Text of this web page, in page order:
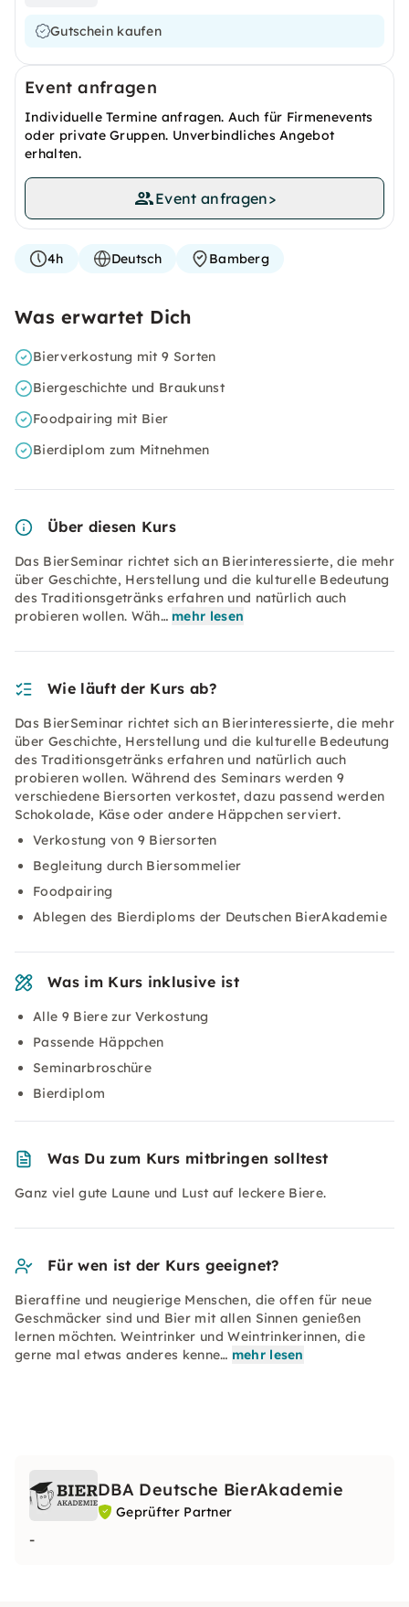
Gutschein kaufen
Event anfragen
Individuelle Termine anfragen. Auch für Firmenevents
oder private Gruppen. Unverbindliches Angebot
erhalten.
Event anfragen>
4h Deutsch Bamberg
Was erwartet Dich
Bierverkostung mit 9 Sorten
Biergeschichte und Braukunst
Foodpairing mit Bier
Bierdiplom zum Mitnehmen
Über diesen Kurs
Das BierSeminar richtet sich an Bierinteressierte, die mehr
über Geschichte, Herstellung und die kulturelle Bedeutung
des Traditionsgetränks erfahren und natürlich auch
probieren wollen. Wäh… mehr lesen
Wie läuft der Kurs ab?
Das BierSeminar richtet sich an Bierinteressierte, die mehr
über Geschichte, Herstellung und die kulturelle Bedeutung
des Traditionsgetränks erfahren und natürlich auch
probieren wollen. Während des Seminars werden 9
verschiedene Biersorten verkostet, dazu passend werden
Schokolade, Käse oder andere Häppchen serviert.
Verkostung von 9 Biersorten
Begleitung durch Biersommelier
Foodpairing
Ablegen des Bierdiploms der Deutschen BierAkademie
Was im Kurs inklusive ist
Alle 9 Biere zur Verkostung
Passende Häppchen
Seminarbroschüre
Bierdiplom
Was Du zum Kurs mitbringen solltest
Ganz viel gute Laune und Lust auf leckere Biere.
Für wen ist der Kurs geeignet?
Bieraffine und neugierige Menschen, die offen für neue
Geschmäcker sind und Bier mit allen Sinnen genießen
lernen möchten. Weintrinker und Weintrinkerinnen, die
gerne mal etwas anderes kenne… mehr lesen
DBA Deutsche BierAkademie
Geprüfter Partner
-